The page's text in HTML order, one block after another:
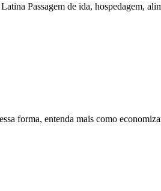
Passagem de ida, hospedagem,
forma, entenda mais como